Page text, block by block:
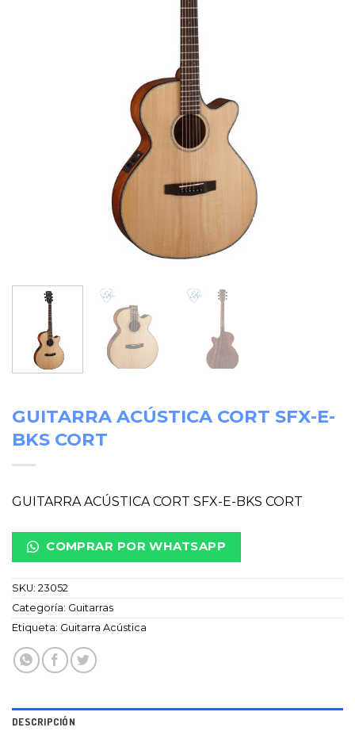
GUITARRA ACÚSTICA CORT SFX-E-
BKS CORT
GUITARRA ACÚSTICA CORT SFX-E-BKS CORT
COMPRAR POR WHATSAPP
SKU: 23052
Categoría: Guitarras
Etiqueta: Guitarra Acústica
DESCRIPCIÓN